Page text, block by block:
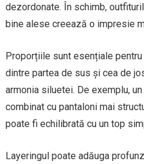
dezordonate. În schimb,
bine alese creează o impresie
Proporțiile sunt esențiale
dintre partea de sus și cea de
armonia siluetei. De exemplu,
combinat cu pantaloni mai
poate fi echilibrată cu un top
Layeringul poate adăuga